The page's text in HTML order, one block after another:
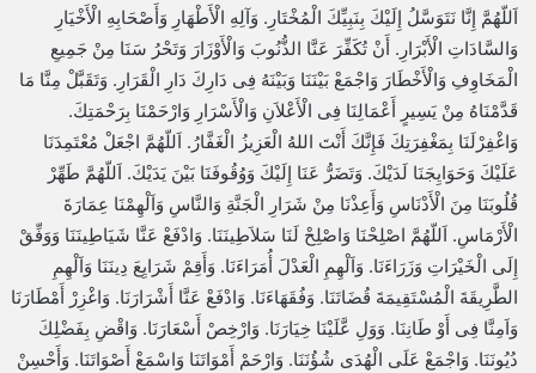
اَللّهُمَّ إِنَّا نَتَوَسَّلُ إِلَيْكَ بِنَبِيِّكَ الْمُخْتَارِ. وَآلِهِ الْأَطْهَارِ وَأَصْحَابِهِ الْأَخْيَارِ
وَالسَّادَاتِ الْأَبْرَارِ. أَنْ تُكَفِّرَ عَنَّا الذُّنُوبَ وَالْأَوْزَارَ وَتَحْرُ سَنَا مِنْ جَمِيعِ
الْمَخَاوِفِ وَالْأَخْطَارَ وَاجْمَعْ بَيْنَنَا وَبَيْنَهُ فِى دَارِكَ دَارِ الْقَرَارِ. وَتَقَبَّلْ مِنَّا مَا
قَدَّمْنَاهُ مِنْ يَسِيرٍ أَعْمَالِنَا فِى الْأَعْلاَنِ وَالْأَسْرَارِ وَارْحَمْنَا بِرَحْمَتِكَ.
وَاغْفِرْلَنَا بِمَغْفِرَتِكَ فَإِنَّكَ أَنْتَ اللهُ الْعَزِيزُ الْغَفَّارُ. اَللّهُمَّ اجْعَلْ مُعْتَمِدَنَا
عَلَيْكَ وَحَوَايِجَنَا لَدَيْكَ. وَتَضَرُّ عَنَا إِلَيْكَ وَوُقُوفَنَا بَيْنَ يَدَيْكَ. اَللّهُمَّ طَهِّرْ
قُلُوبَنَا مِنَ الْأَدْنَاسِ وَأَعِذْنَا مِنْ شَرَارِ الْجَنَّةِ وَالنَّاسِ وَاَلْهِمْنَا عِمَارَةَ
الْأَرْمَاسِ. اَللّهُمَّ اصْلِحْنَا وَاصْلِحْ لَنَا سَلاَطِينَنَا. وَادْفَعْ عَنَّا شَيَاطِينَنَا وَوَفِّقْ
إِلَى الْخَيْرَاتِ وَزَرَاءَنَا. وَاَلْهِمِ الْعَدْلَ أُمَرَاءَنَا. وَأَقِمْ شَرَايِعَ دِينَنَا وَاَلْهِمِ
الطَّرِيقَةَ الْمُسْتَقِيمَةَ قُضَاتَنَا. وَفُقَهَاءَنَا. وَادْفَعْ عَنَّا أَشْرَارَنَا. وَاغْزِرْ أَمْطَارَنَا
وَاَمِنَّا فِى أَوْ طَانِنَا. وَوَلِ عَّلَيْنَا خِيَارَنَا. وَارْخِصْ أَسْعَارَنَا. وَاقْضِ بِفَضْلِكَ
دُيُونَنَا. وَاجْمَعْ عَلَى الْهُدَى شُؤُنَنَا. وَارْحَمْ أَمْوَاتَنَا وَاسْمَعْ أَصْوَاتَنَا. وَأَحْسِنْ